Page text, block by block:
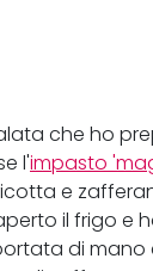
che ho
l'impasto
e
il frigo e
di mano